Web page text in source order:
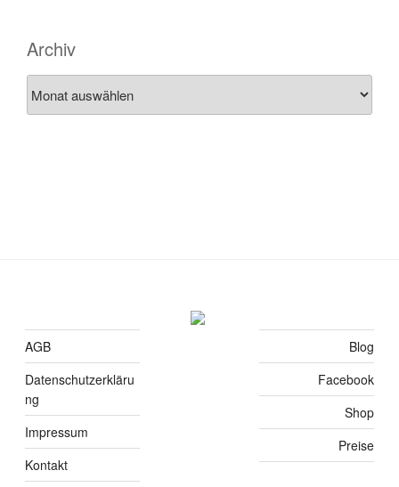
Archiv
AGB
Datenschutzerkläru
ng
Impressum
Kontakt
Blog
Facebook
Shop
Preise